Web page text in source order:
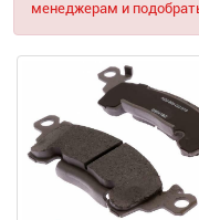
менеджерам и